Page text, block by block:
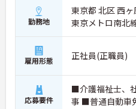
勤務地
東京都 北区 西
東京メトロ南北
雇用形態 正社員(正職員)
応募要件
■介護福祉士、
事 ■普通自動車